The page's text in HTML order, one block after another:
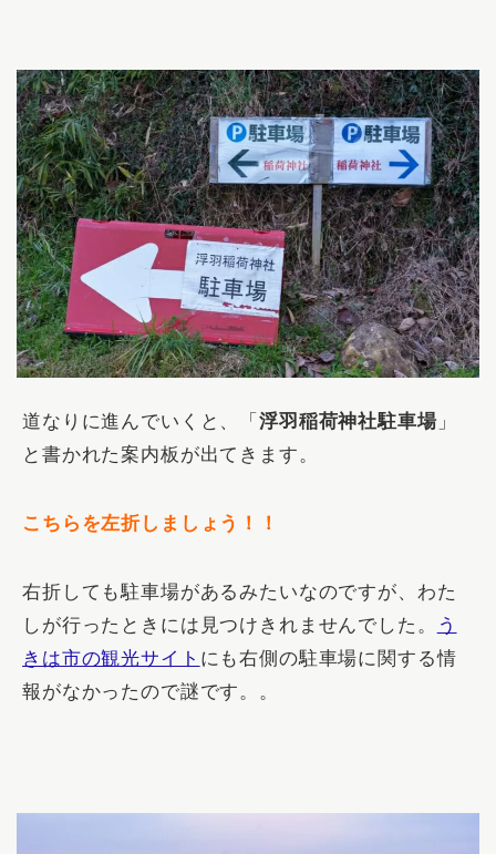
道なりに進んでいくと、「浮羽稲荷神社駐車場 」
と書かれた案内板が出てきます。
こちらを左折しましょう！！
右折しても駐車場があるみたいなのですが、わた
しが行ったときには見つけきれませんでした。
う
きは市の観光サイト にも右側の駐車場に関する情
報がなかったので謎です。。